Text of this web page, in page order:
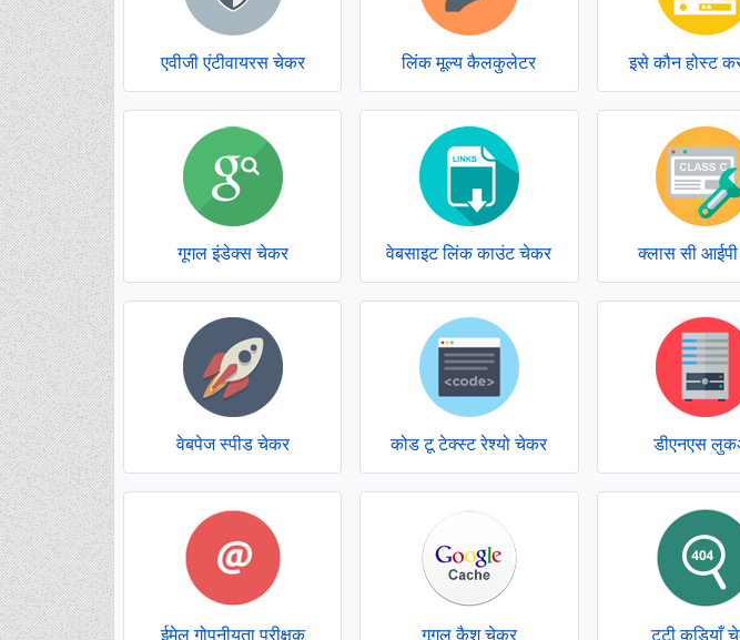
एवीजी एंटीवायरस चेकर लिंक मूल्य कैलकुलेटर इसे कौन होस्ट
गूगल इंडेक्स चेकर वेबसाइट लिंक काउंट चेकर क्लास सी
वेबपेज स्पीड चेकर कोड टू टेक्स्ट रेश्यो चेकर डीएनएस
ईमेल गोपनीयता परीक्षक गूगल कैश चेकर टूटी कड़ियाँ